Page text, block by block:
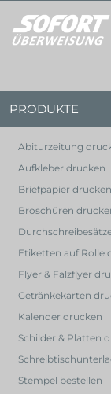
PRODUKTE
Abiturzeitung
Aufkleber drucken
Briefpapier drucken
Broschüren
Etiketten auf Rolle
Flyer & Falzflyer
Getränkekarten
Kalender drucken
Schilder & Platten
Stempel bestellen